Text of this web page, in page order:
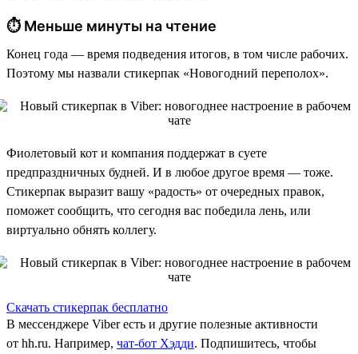
⏱ Меньше минуты на чтение
Конец года — время подведения итогов, в том числе рабочих.
Поэтому мы назвали стикерпак «Новогодний переполох».
Фиолетовый кот и компания поддержат в суете
предпраздничных будней. И в любое другое время — тоже.
Стикерпак выразит вашу «радость» от очередных правок,
поможет сообщить, что сегодня вас победила лень, или
виртуально обнять коллегу.
Скачать стикерпак бесплатно
В мессенджере Viber есть и другие полезные активности
от hh.ru. Например, чат-бот Хэдди. Подпишитесь, чтобы